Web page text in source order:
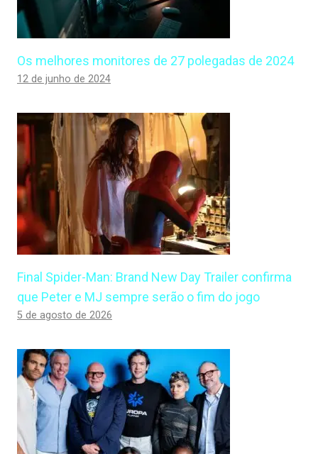
Os melhores monitores de 27 polegadas de 2024
12 de junho de 2024
Final Spider-Man: Brand New Day Trailer confirma
que Peter e MJ sempre serão o fim do jogo
5 de agosto de 2026